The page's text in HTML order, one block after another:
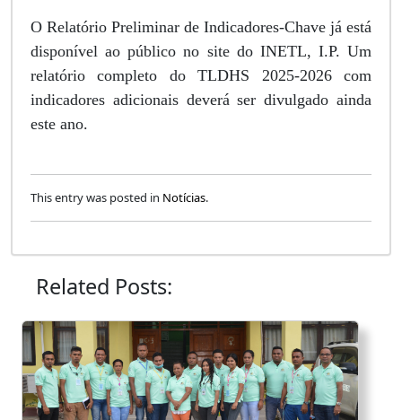
O Relatório Preliminar de Indicadores-Chave já está
disponível ao público no site do INETL, I.P. Um
relatório completo do TLDHS 2025-2026 com
indicadores adicionais deverá ser divulgado ainda
este ano.
This entry was posted in Notícias.
Related Posts: